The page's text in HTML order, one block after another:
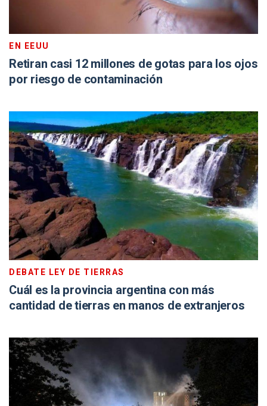
EN EEUU
Retiran casi 12 millones de gotas para los ojos
por riesgo de contaminación
DEBATE LEY DE TIERRAS
Cuál es la provincia argentina con más
cantidad de tierras en manos de extranjeros